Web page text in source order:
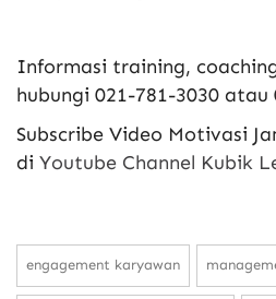
Informasi training,
hubungi 021-781-3030 atau
Subscribe Video Motivasi
di Youtube Channel Kubik
engagement karyawan